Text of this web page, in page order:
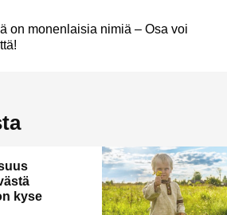
on monenlaisia nimiä – Osa voi
kyse